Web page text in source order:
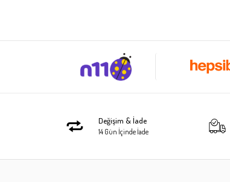
Değişim & İade
14 Gün İçinde İade